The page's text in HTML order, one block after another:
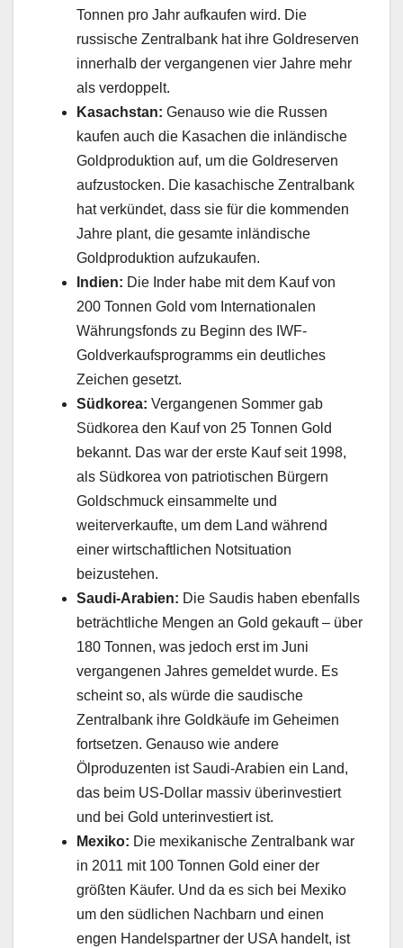
Tonnen pro Jahr aufkaufen wird. Die
russische Zentralbank hat ihre Goldreserven
innerhalb der vergangenen vier Jahre mehr
als verdoppelt.
Kasachstan: Genauso wie die Russen
kaufen auch die Kasachen die inländische
Goldproduktion auf, um die Goldreserven
aufzustocken. Die kasachische Zentralbank
hat verkündet, dass sie für die kommenden
Jahre plant, die gesamte inländische
Goldproduktion aufzukaufen.
Indien: Die Inder habe mit dem Kauf von
200 Tonnen Gold vom Internationalen
Währungsfonds zu Beginn des IWF-
Goldverkaufsprogramms ein deutliches
Zeichen gesetzt.
Südkorea: Vergangenen Sommer gab
Südkorea den Kauf von 25 Tonnen Gold
bekannt. Das war der erste Kauf seit 1998,
als Südkorea von patriotischen Bürgern
Goldschmuck einsammelte und
weiterverkaufte, um dem Land während
einer wirtschaftlichen Notsituation
beizustehen.
Saudi-Arabien: Die Saudis haben ebenfalls
beträchtliche Mengen an Gold gekauft – über
180 Tonnen, was jedoch erst im Juni
vergangenen Jahres gemeldet wurde. Es
scheint so, als würde die saudische
Zentralbank ihre Goldkäufe im Geheimen
fortsetzen. Genauso wie andere
Ölproduzenten ist Saudi-Arabien ein Land,
das beim US-Dollar massiv überinvestiert
und bei Gold unterinvestiert ist.
Mexiko: Die mexikanische Zentralbank war
in 2011 mit 100 Tonnen Gold einer der
größten Käufer. Und da es sich bei Mexiko
um den südlichen Nachbarn und einen
engen Handelspartner der USA handelt, ist